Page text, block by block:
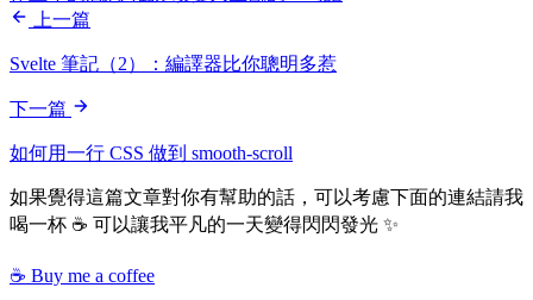
上一篇
Svelte 筆記（2）：編譯器比你聰明多惹
下一篇
如何用一行 CSS 做到 smooth-scroll
如果覺得這篇文章對你有幫助的話，可以考慮下面的連結請我
喝一杯 ☕ 可以讓我平凡的一天變得閃閃發光 ✨
☕ Buy me a coffee